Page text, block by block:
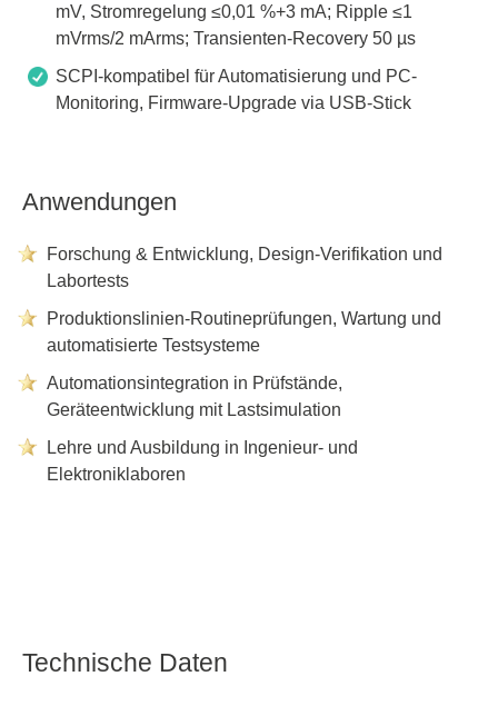
mV, Stromregelung ≤0,01 %+3 mA; Ripple ≤1
mVrms/2 mArms; Transienten-Recovery 50 µs
SCPI-kompatibel für Automatisierung und PC-
Monitoring, Firmware-Upgrade via USB-Stick
Anwendungen
Forschung & Entwicklung, Design-Verifikation und
Labortests
Produktionslinien-Routineprüfungen, Wartung und
automatisierte Testsysteme
Automationsintegration in Prüfstände,
Geräteentwicklung mit Lastsimulation
Lehre und Ausbildung in Ingenieur- und
Elektroniklaboren
Technische Daten